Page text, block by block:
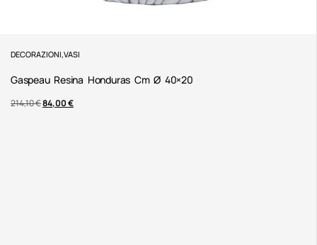
DECORAZIONI,VASI
Gaspeau Resina Honduras Cm Ø 40×20
214,10€84,00€